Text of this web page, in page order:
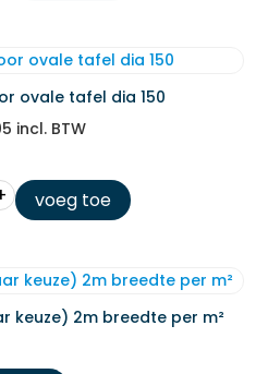
ovale tafel dia 150
incl. BTW
voeg toe
keuze) 2m breedte per m²